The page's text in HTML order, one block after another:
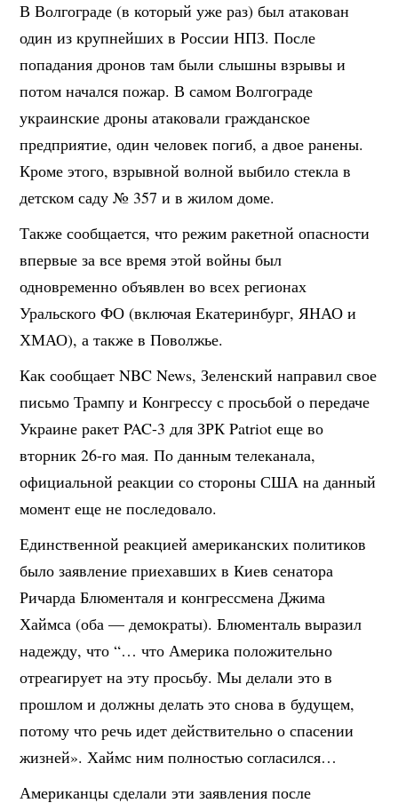
В Волгограде (в который уже раз) был атакован
один из крупнейших в России НПЗ. После
попадания дронов там были слышны взрывы и
потом начался пожар. В самом Волгограде
украинские дроны атаковали гражданское
предприятие, один человек погиб, а двое ранены.
Кроме этого, взрывной волной выбило стекла в
детском саду № 357 и в жилом доме.
Также сообщается, что режим ракетной опасности
впервые за все время этой войны был
одновременно объявлен во всех регионах
Уральского ФО (включая Екатеринбург, ЯНАО и
ХМАО), а также в Поволжье.
Как сообщает NBC News, Зеленский направил свое
письмо Трампу и Конгрессу с просьбой о передаче
Украине ракет PAC-3 для ЗРК Patriot еще во
вторник 26-го мая. По данным телеканала,
официальной реакции со стороны США на данный
момент еще не последовало.
Единственной реакцией американских политиков
было заявление приехавших в Киев сенатора
Ричарда Блюменталя и конгрессмена Джима
Хаймса (оба — демократы). Блюменталь выразил
надежду, что “… что Америка положительно
отреагирует на эту просьбу. Мы делали это в
прошлом и должны делать это снова в будущем,
потому что речь идет действительно о спасении
жизней». Хаймс ним полностью согласился…
Американцы сделали эти заявления после